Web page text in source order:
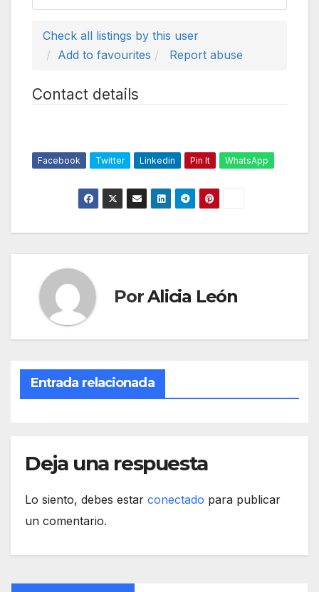
Check all listings by this user
Add to favourites
Report abuse
Contact details
Facebook Twitter Linkedin Pin It WhatsApp
PorAlicia León
Entrada relacionada
Deja una respuesta
Lo siento, debes estar conectado para publicar
un comentario.